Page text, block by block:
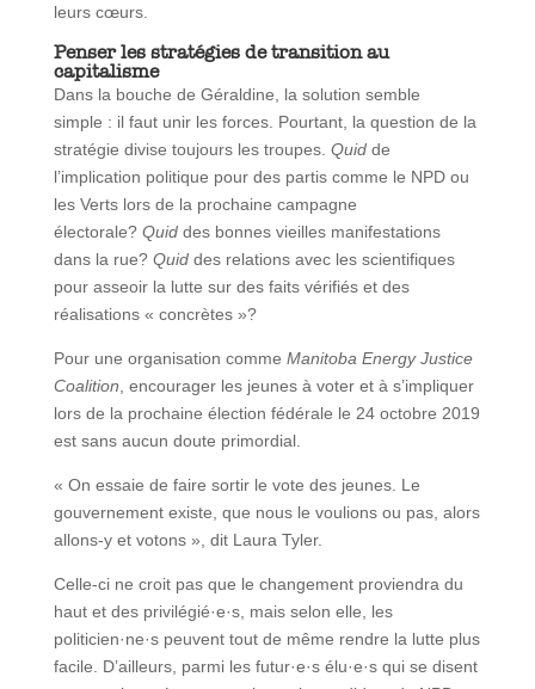
leurs cœurs.
Penser les stratégies de transition au
capitalisme
Dans la bouche de Géraldine, la solution semble
simple : il faut unir les forces. Pourtant, la question de la
stratégie divise toujours les troupes. Quidde
l’implication politique pour des partis comme le NPD ou
les Verts lors de la prochaine campagne
électorale? Quiddes bonnes vieilles manifestations
dans la rue? Quiddes relations avec les scientifiques
pour asseoir la lutte sur des faits vérifiés et des
réalisations « concrètes »?
Pour une organisation comme Manitoba Energy Justice
Coalition , encourager les jeunes à voter et à s’impliquer
lors de la prochaine élection fédérale le 24 octobre 2019
est sans aucun doute primordial.
« On essaie de faire sortir le vote des jeunes. Le
gouvernement existe, que nous le voulions ou pas, alors
allons-y et votons », dit Laura Tyler.
Celle-ci ne croit pas que le changement proviendra du
haut et des privilégié·e·s, mais selon elle, les
politicien·ne·s peuvent tout de même rendre la lutte plus
facile. D’ailleurs, parmi les futur·e·s élu·e·s qui se disent